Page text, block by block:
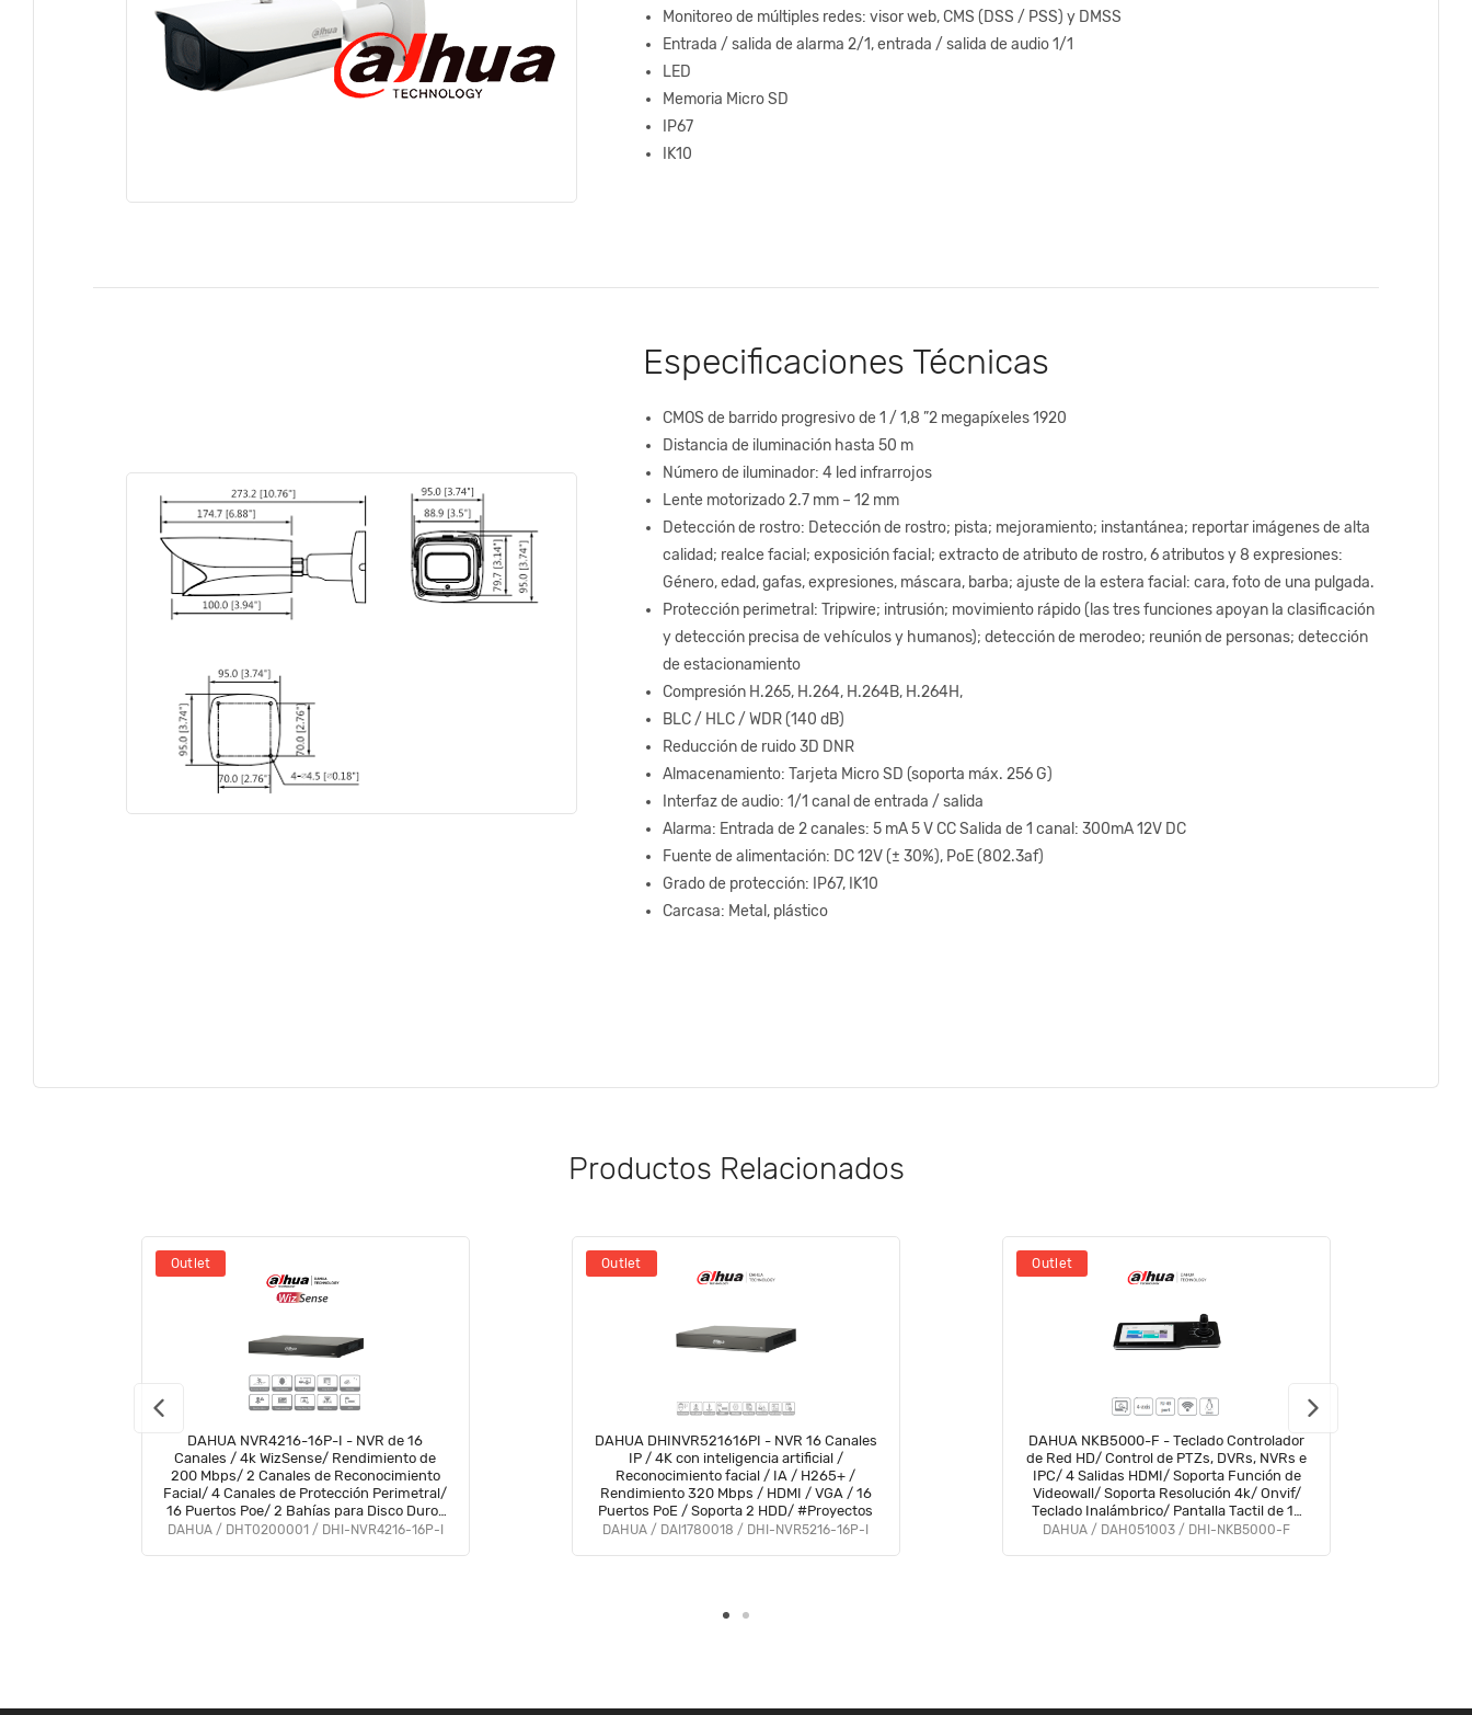
Monitoreo de múltiples redes: visor web, CMS (DSS / PSS) y DMSS
Entrada / salida de alarma 2/1, entrada / salida de audio 1/1
LED
Memoria Micro SD
IP67
IK10
Especificaciones Técnicas
CMOS de barrido progresivo de 1 / 1,8 ”2 megapíxeles 1920
Distancia de iluminación hasta 50 m
Número de iluminador: 4 led infrarrojos
Lente motorizado 2.7 mm – 12 mm
Detección de rostro: Detección de rostro; pista; mejoramiento; instantánea; reportar imágenes de alta
calidad; realce facial; exposición facial; extracto de atributo de rostro, 6 atributos y 8 expresiones:
Género, edad, gafas, expresiones, máscara, barba; ajuste de la estera facial: cara, foto de una pulgada.
Protección perimetral: Tripwire; intrusión; movimiento rápido (las tres funciones apoyan la clasificación
y detección precisa de vehículos y humanos); detección de merodeo; reunión de personas; detección
de estacionamiento
Compresión H.265, H.264, H.264B, H.264H,
BLC / HLC / WDR (140 dB)
Reducción de ruido 3D DNR
Almacenamiento: Tarjeta Micro SD (soporta máx. 256 G)
Interfaz de audio: 1/1 canal de entrada / salida
Alarma: Entrada de 2 canales: 5 mA 5 V CC Salida de 1 canal: 300mA 12V DC
Fuente de alimentación: DC 12V (± 30%), PoE (802.3af)
Grado de protección: IP67, IK10
Carcasa: Metal, plástico
Productos Relacionados
Outlet
DAHUA NVR4216-16P-I - NVR de 16
Canales / 4k WizSense/ Rendimiento de
200 Mbps/ 2 Canales de Reconocimiento
Facial/ 4 Canales de Protección Perimetral/
16 Puertos Poe/ 2 Bahías para Disco Duro/
4&2 E&S de Alarma/
DAHUA / DHT0200001 / DHI-NVR4216-16P-I
Outlet
DAHUA DHINVR521616PI - NVR 16 Canales
IP / 4K con inteligencia artificial /
Reconocimiento facial / IA / H265+ /
Rendimiento 320 Mbps / HDMI / VGA / 16
Puertos PoE / Soporta 2 HDD/ #Proyectos
DAHUA / DAI1780018 / DHI-NVR5216-16P-I
Outlet
DAHUA NKB5000-F - Teclado Controlador
de Red HD/ Control de PTZs, DVRs, NVRs e
IPC/ 4 Salidas HDMI/ Soporta Función de
Videowall/ Soporta Resolución 4k/ Onvif/
Teclado Inalámbrico/ Pantalla Tactil de 10
Pulgadas/ Wifi/ RS232/RS485/
DAHUA / DAH051003 / DHI-NKB5000-F